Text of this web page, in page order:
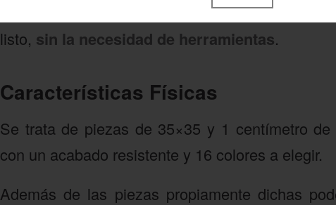
Colocarlo es muy sencillo, tan solo hace falta
listo, sin la necesidad de herramientas.
Características Físicas
Se trata de piezas de 35×35 y 1 centímetro
con un acabado resistente y 16 colores a elegir.
Además de las piezas propiamente dichas